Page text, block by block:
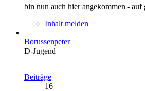
bin nun auch hier angekommen - auf
Inhalt melden
Borussenpeter
D-Jugend
Beiträge
16